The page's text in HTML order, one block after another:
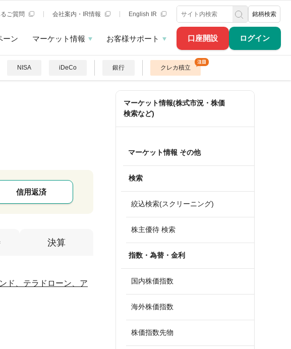
口座開設 ログイン
ご質問 会社案内・IR情報 English IR 銘柄検索
ーン マーケット情報 お客様サポート
NISA iDeCo 銀行 クレカ積立
信用返済
決算
ド、テラドローン、ア
マーケット情報(株式市況・株価
検索など)
マーケット情報 その他
検索
絞込検索(スクリーニング)
株主優待 検索
指数・為替・金利
国内株価指数
海外株価指数
株価指数先物